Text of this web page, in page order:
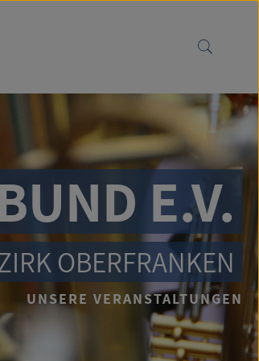
E.V.
OBERFRANKEN
UNSERE VERANSTALTUNGEN